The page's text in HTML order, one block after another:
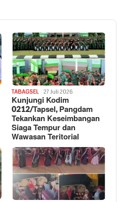
TABAGSEL 27 Juli 2026
Kunjungi Kodim
0212/Tapsel, Pangdam
Tekankan Keseimbangan
Siaga Tempur dan
Wawasan Teritorial